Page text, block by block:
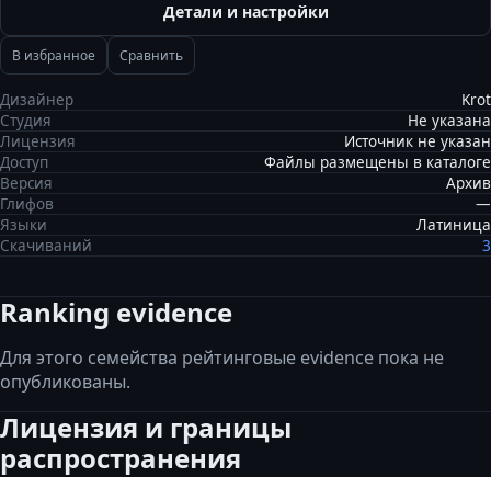
Детали и настройки
В избранное Сравнить
Дизайнер
Krot
Студия
Не указана
Лицензия
Источник не указан
Доступ
Файлы размещены в каталоге
Версия
Архив
Глифов
—
Языки
Латиница
Скачиваний
3
Ranking evidence
Для этого семейства рейтинговые evidence пока не
опубликованы.
Лицензия и границы
распространения